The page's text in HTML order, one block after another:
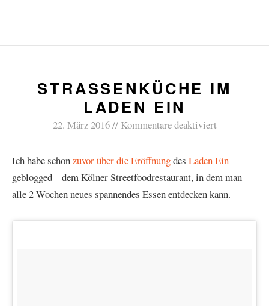
STRASSENKÜCHE IM
LADEN EIN
22. März 2016 Kommentare deaktiviert
Ich habe schonzuvor über die Eröffnungdes Laden Ein
geblogged – dem Kölner Streetfoodrestaurant, in dem man
alle 2 Wochen neues spannendes Essen entdecken kann.